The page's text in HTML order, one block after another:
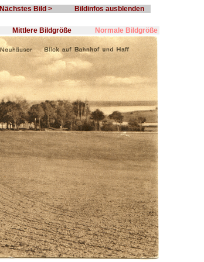
Nächstes Bild > Bildinfos ausblenden
Normale Bildgröße
Mittlere Bildgröße